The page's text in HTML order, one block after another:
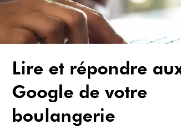
Lire et répondre
Google de votre
boulangerie